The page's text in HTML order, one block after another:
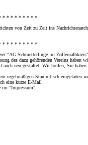
* * * * * * * * *
von Zeit zu Zeit ins
* * * * * * * * *
"AG Schmetterlinge im
des dazu gehörenden Vereins haben
neu gestaltet. Wir hoffen, Sie haben
regelmäßigen Stammtisch eingeladen
eine kurze E-Mail
im "Impressum".